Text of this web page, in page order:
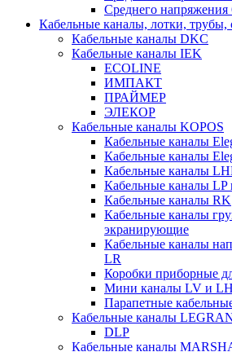
Среднего напряжения
Кабельные каналы, лотки, трубы,
Кабельные каналы DKC
Кабельные каналы IEK
ECOLINE
ИМПАКТ
ПРАЙМЕР
ЭЛЕКОР
Кабельные каналы KOPOS
Кабельные каналы
Кабельные каналы
Кабельные каналы
Кабельные каналы LP
Кабельные каналы RK
Кабельные каналы
экранирующие
Кабельные каналы
LR
Коробки приборные
Мини каналы LV и LH
Парапетные
Кабельные каналы
DLP
Кабельные каналы